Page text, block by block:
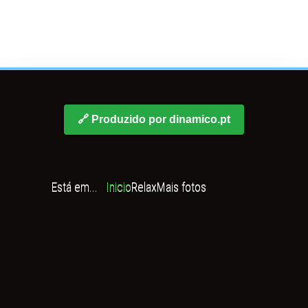
🔗 Produzido por dinamico.pt
Está em... InicioRelaxMais fotos